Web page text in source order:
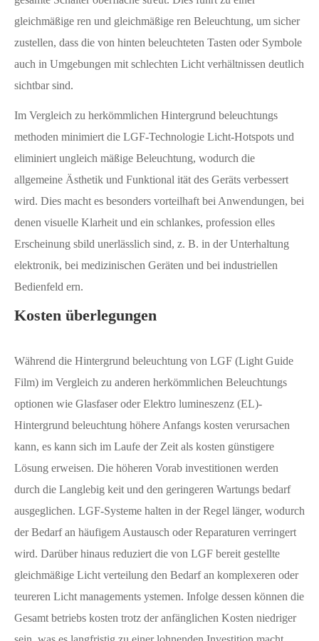
gleichmäßige ren und gleichmäßige ren Beleuchtung, um sicher
zustellen, dass die von hinten beleuchteten Tasten oder Symbole
auch in Umgebungen mit schlechten Licht verhältnissen deutlich
sichtbar sind.
Im Vergleich zu herkömmlichen Hintergrund beleuchtungs
methoden minimiert die LGF-Technologie Licht-Hotspots und
eliminiert ungleich mäßige Beleuchtung, wodurch die
allgemeine Ästhetik und Funktional ität des Geräts verbessert
wird. Dies macht es besonders vorteilhaft bei Anwendungen, bei
denen visuelle Klarheit und ein schlankes, profession elles
Erscheinung sbild unerlässlich sind, z. B. in der Unterhaltung
elektronik, bei medizinischen Geräten und bei industriellen
Bedienfeld ern.
Kosten überlegungen
Während die Hintergrund beleuchtung von LGF (Light Guide
Film) im Vergleich zu anderen herkömmlichen Beleuchtungs
optionen wie Glasfaser oder Elektro lumineszenz (EL)-
Hintergrund beleuchtung höhere Anfangs kosten verursachen
kann, es kann sich im Laufe der Zeit als kosten günstigere
Lösung erweisen. Die höheren Vorab investitionen werden
durch die Langlebig keit und den geringeren Wartungs bedarf
ausgeglichen. LGF-Systeme halten in der Regel länger, wodurch
der Bedarf an häufigem Austausch oder Reparaturen verringert
wird. Darüber hinaus reduziert die von LGF bereit gestellte
gleichmäßige Licht verteilung den Bedarf an komplexeren oder
teureren Licht managements ystemen. Infolge dessen können die
Gesamt betriebs kosten trotz der anfänglichen Kosten niedriger